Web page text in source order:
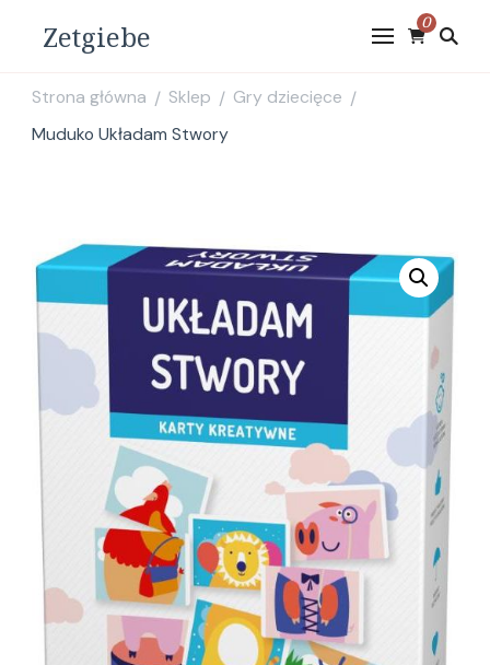
Zetgiebe 0
Strona główna / Sklep / Gry dziecięce /
Muduko Układam Stwory